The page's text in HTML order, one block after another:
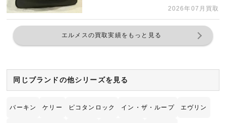
2026年07月買取
エルメスの買取実績をもっと見る
同じブランドの他シリーズを見る
バーキン ケリー ピコタンロック イン・ザ・ループ エヴリン